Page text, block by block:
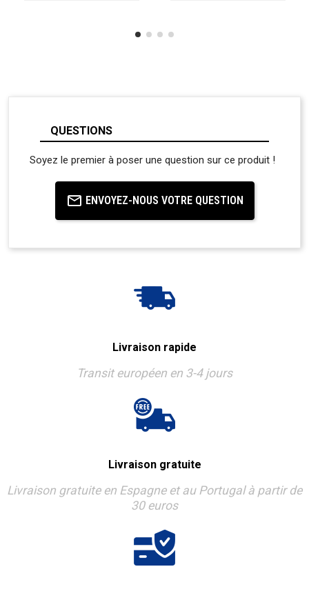
QUESTIONS
Soyez le premier à poser une question sur ce produit !
ENVOYEZ-NOUS VOTRE QUESTION
Livraison rapide
Transit européen en 3-4 jours
Livraison gratuite
Livraison gratuite en Espagne et au Portugal à partir de
30 euros